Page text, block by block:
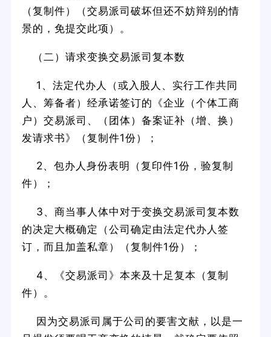
（复制件）（交易派司破坏但还不妨辩别的情
景的，免提交此项）。
（二）请求变换交易派司复本数
1、法定代办人（或入股人、实行工作共同
人、筹备者）经承诺签订的《企业（个体工商
户）交易派司、（团体）备案证补（增、换）
发请求书》（复制件1份）；
2、包办人身份表明（复印件1份，验复制
件）；
3、商当事人体中对于变换交易派司复本数
的决定大概确定（公司确定由法定代办人签
订，而且加盖私章）（复制件1份）；
4、《交易派司》本来及十足复本（复制
件）。
因为交易派司属于公司的要害文献，以是一